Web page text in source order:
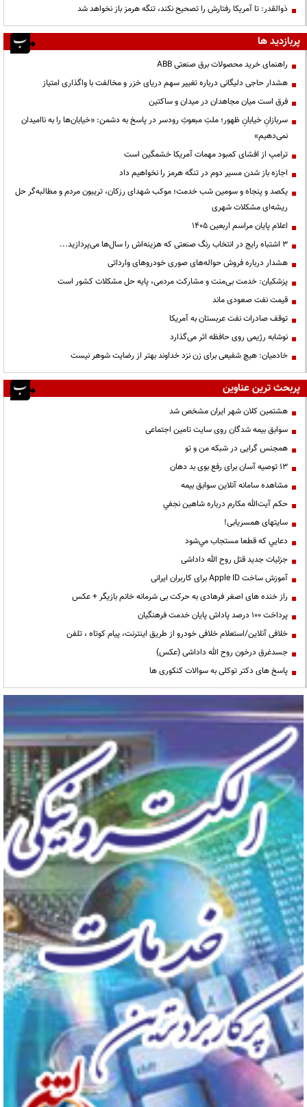
ذوالقدر: تا آمریکا رفتارش را تصحیح نکند، تنگه هرمز باز نخواهد شد
پربازدید ها
راهنمای خرید محصولات برق صنعتی ABB
هشدار حاجی دلیگانی درباره تغییر سهم دریای خزر و مخالفت با واگذاری امتیاز
فرق است میان مجاهدان در میدان و ساکتین
سربازانِ خیابانِ ظهور؛ ملتِ مبعوثِ رودسر در پاسخ به دشمن: «خیابان‌ها را به ناامیدان
نمی‌دهیم»
ترامپ از افشای کمبود مهمات آمریکا خشمگین است
اجازه باز شدن مسیر دوم در تنگه هرمز را نخواهیم داد
یکصد و پنجاه و سومین شب خدمت؛ موکب شهدای رزکان، تریبون مردم و مطالبه‌گر حل
ریشه‌ای مشکلات شهری
اعلام پایان مراسم اربعین ۱۴۰۵
3 اشتباه رایج در انتخاب رنگ صنعتی که هزینه‌اش را سال‌ها می‌پردازید...
هشدار درباره فروش حواله‌های صوری خودروهای وارداتی
پزشکیان: خدمت بی‌منت و مشارکت مردمی، پایه حل مشکلات کشور است
قیمت نفت صعودی ماند
توقف صادرات نفت عربستان به آمریکا
نوشابه رژیمی روی حافظه اثر می‌گذارد
خادمیان: هیچ شفیعی برای زن نزد خداوند بهتر از رضایت شوهر نیست
پربحث ترین عناوین
هشتمین کلان شهر ایران مشخص شد
سوابق بیمه شدگان روی سایت تامین اجتماعی
همجنس گرایی در شبکه من و تو
13 توصیه آسان برای رفع بوی بد دهان
مشاهده سامانه آنلاين سوابق بیمه
حكم آيت‌الله مكارم درباره شاهين نجفي
سایتهای همسریابی!
دعايي كه قطعا مستجاب مي‌شود
جزئیات جدید قتل روح الله داداشی
آموزش ساخت Apple ID برای کاربران ایرانی
راز خنده های اصغر فرهادی به حرکت بی شرمانه خانم بازیگر + عکس
پرداخت ۱۰۰ درصد پاداش پایان خدمت فرهنگیان
خلافی آنلاین/استعلام خلافی خودرو از طریق اینترنت، پیام کوتاه ، تلفن
جسدغرق درخون روح الله داداشی (عکس)
پاسخ های دکتر توکلی به سوالات کنکوری ها